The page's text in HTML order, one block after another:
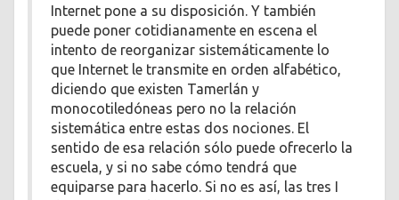
Internet pone a su disposición. Y también
puede poner cotidianamente en escena el
intento de reorganizar sistemáticamente lo
que Internet le transmite en orden alfabético,
diciendo que existen Tamerlán y
monocotiledóneas pero no la relación
sistemática entre estas dos nociones. El
sentido de esa relación sólo puede ofrecerlo la
escuela, y si no sabe cómo tendrá que
equiparse para hacerlo. Si no es así, las tres I